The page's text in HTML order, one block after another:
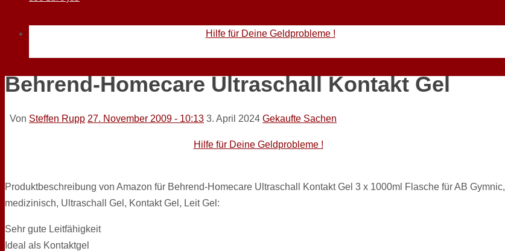
Hilfe für Deine Geldprobleme !
Behrend-Homecare Ultraschall Kontakt Gel
Von Steffen Rupp 27. November 2009 - 10:13 3. April 2024 Gekaufte Sachen
Hilfe für Deine Geldprobleme !
Produktbeschreibung von Amazon für Behrend-Homecare Ultraschall Kontakt Gel 3 x 1000ml Flasche für AB Gymnic,
medizinisch, Ultraschall Gel, Kontakt Gel, Leit Gel:
Sehr gute Leitfähigkeit
Ideal als Kontaktgel